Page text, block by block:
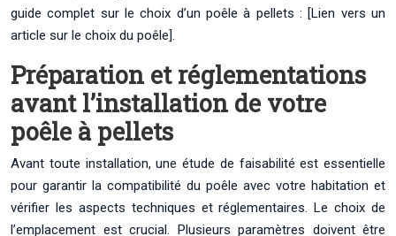
guide complet sur le choix d’un poêle à pellets : [Lien vers un
article sur le choix du poêle].
Préparation et réglementations
avant l’installation de votre
poêle à pellets
Avant toute installation, une étude de faisabilité est essentielle
pour garantir la compatibilité du poêle avec votre habitation et
vérifier les aspects techniques et réglementaires. Le choix de
l’emplacement est crucial. Plusieurs paramètres doivent être